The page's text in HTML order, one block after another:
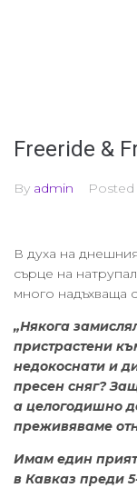
Freeride &
By admin Posted
В духа на
сърце на
много надъхваща
„Някога
пристрастени
недокоснати и
пресен сняг?
а целогодишно
преживяваме
Имам един
в Кавказ преди